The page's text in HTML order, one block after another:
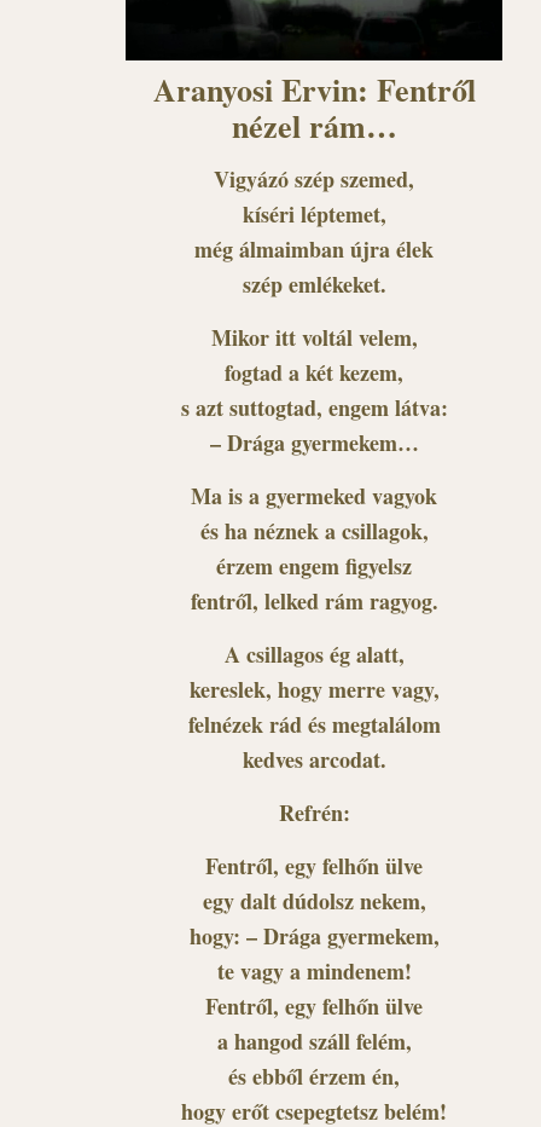
Aranyosi Ervin: Fentről
nézel rám…
Vigyázó szép szemed,
kíséri léptemet,
még álmaimban újra élek
szép emlékeket.
Mikor itt voltál velem,
fogtad a két kezem,
s azt suttogtad, engem látva:
– Drága gyermekem…
Ma is a gyermeked vagyok
és ha néznek a csillagok,
érzem engem figyelsz
fentről, lelked rám ragyog.
A csillagos ég alatt,
kereslek, hogy merre vagy,
felnézek rád és megtalálom
kedves arcodat.
Refrén:
Fentről, egy felhőn ülve
egy dalt dúdolsz nekem,
hogy: – Drága gyermekem,
te vagy a mindenem!
Fentről, egy felhőn ülve
a hangod száll felém,
és ebből érzem én,
hogy erőt csepegtetsz belém!